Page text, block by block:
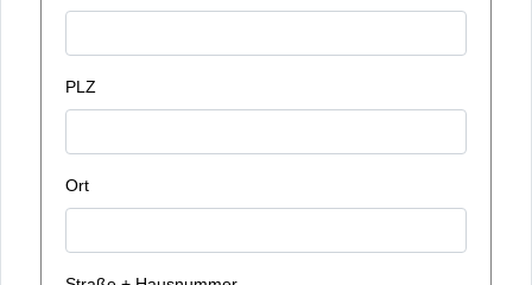
PLZ
Ort